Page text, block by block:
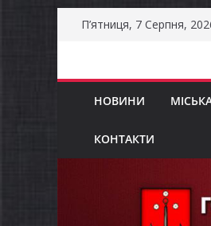
Перейти
П’ятниця, 7 Серпня,
НОВИНИ
КОНТАКТИ